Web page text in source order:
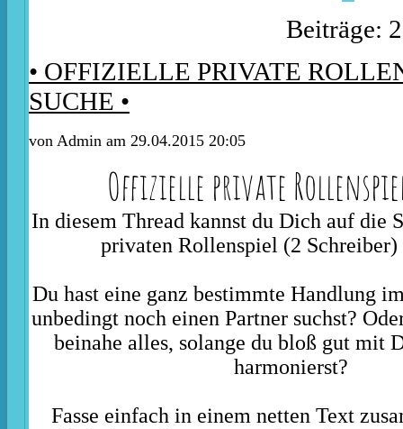
Beiträge:
• OFFIZIELLE PRIVATE
SUCHE •
von Admin am 29.04.2015 20:05
Offizielle private
In diesem Thread kannst du Dich auf die
privaten Rollenspiel (2 Schreiber)
Du hast eine ganz bestimmte Handlung
unbedingt noch einen Partner suchst?
beinahe alles, solange du bloß gut mit
harmonierst?
Fasse einfach in einem netten Text